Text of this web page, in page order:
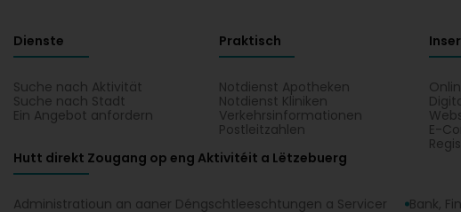
Dienste
Suche nach Aktivität
Suche nach Stadt
Ein Angebot anfordern
Praktisch
Notdienst Apotheken
Notdienst Kliniken
Verkehrsinformationen
Postleitzahlen
E-
Hutt direkt Zougang op eng Aktivitéit a Lëtzebuerg
Administratioun an aaner Déngschtleeschtungen a Servicer Bank,